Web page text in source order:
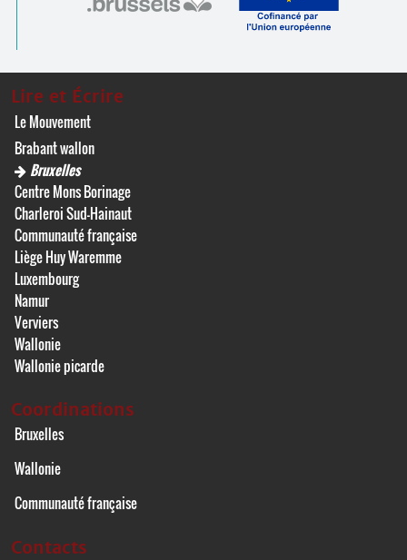
Lire et Écrire
Le Mouvement
Brabant wallon
Bruxelles
Centre Mons Borinage
Charleroi Sud-Hainaut
Communauté française
Liège Huy Waremme
Luxembourg
Namur
Verviers
Wallonie
Wallonie picarde
Coordinations
Bruxelles
Wallonie
Communauté française
Contacts